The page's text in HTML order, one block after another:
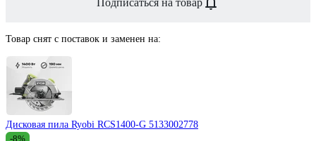
Подписаться на товар
Товар снят с поставок и заменен на:
Дисковая пила Ryobi RCS1400-G 5133002778
-8%